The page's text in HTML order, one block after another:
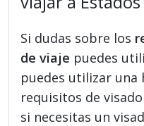
Si dudas sobre los
de viaje puedes
puedes utilizar una
requisitos de
si necesitas un